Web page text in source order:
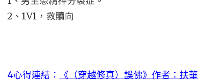
2、1V1，救贖向
4心得連結：
《（穿越修真）誤佛》作者：扶華